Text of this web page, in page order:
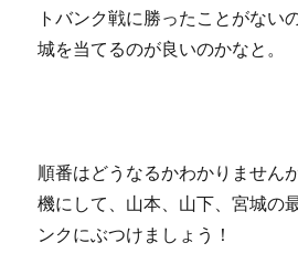
トバンク戦に勝ったことがない
城を当てるのが良いのかなと。
順番はどうなるかわかりません
機にして、山本、山下、宮城の
ンクにぶつけましょう！